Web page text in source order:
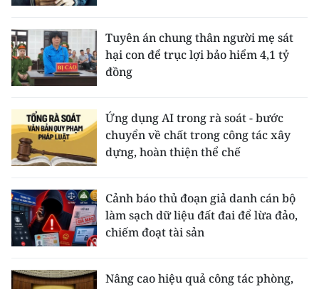
Tuyên án chung thân người mẹ sát
hại con để trục lợi bảo hiểm 4,1 tỷ
đồng
Ứng dụng AI trong rà soát - bước
chuyển về chất trong công tác xây
dựng, hoàn thiện thể chế
Cảnh báo thủ đoạn giả danh cán bộ
làm sạch dữ liệu đất đai để lừa đảo,
chiếm đoạt tài sản
Nâng cao hiệu quả công tác phòng,